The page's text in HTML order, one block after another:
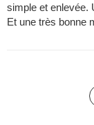
simple et enlevée.
Et une très bonne